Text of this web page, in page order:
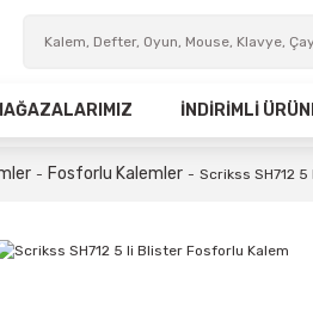
İNDİRİMLİ
Fosforlu Kalemler Scrikss SH712